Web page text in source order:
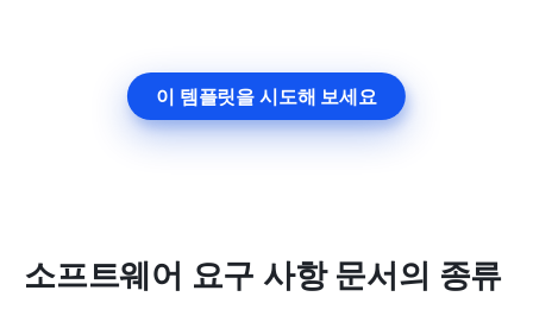
이 템플릿을 시도해 보세요
소프트웨어 요구 사항 문서의 종류